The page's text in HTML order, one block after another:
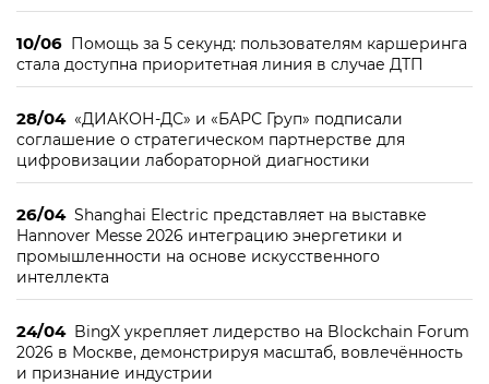
10/06 Помощь за 5 секунд: пользователям каршеринга
стала доступна приоритетная линия в случае ДТП
28/04 «ДИАКОН-ДС» и «БАРС Груп» подписали
соглашение о стратегическом партнерстве для
цифровизации лабораторной диагностики
26/04 Shanghai Electric представляет на выставке
Hannover Messe 2026 интеграцию энергетики и
промышленности на основе искусственного
интеллекта
24/04 BingX укрепляет лидерство на Blockchain Forum
2026 в Москве, демонстрируя масштаб, вовлечённость
и признание индустрии